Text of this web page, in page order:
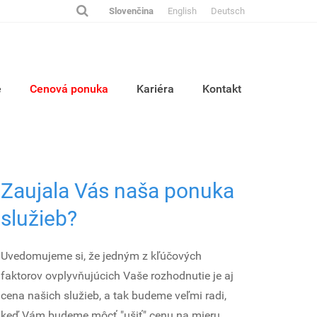
Slovenčina English Deutsch
Cenová ponuka Kariéra Kontakt
Zaujala Vás naša ponuka
služieb?
Uvedomujeme si, že jedným z kľúčových
faktorov ovplyvňujúcich Vaše rozhodnutie je aj
cena našich služieb, a tak budeme veľmi radi,